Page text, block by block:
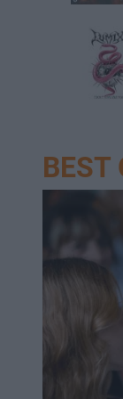
BEST